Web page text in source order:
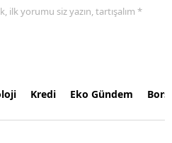
ilk yorumu siz yazın, tartışalım *
Kredi Eko Gündem